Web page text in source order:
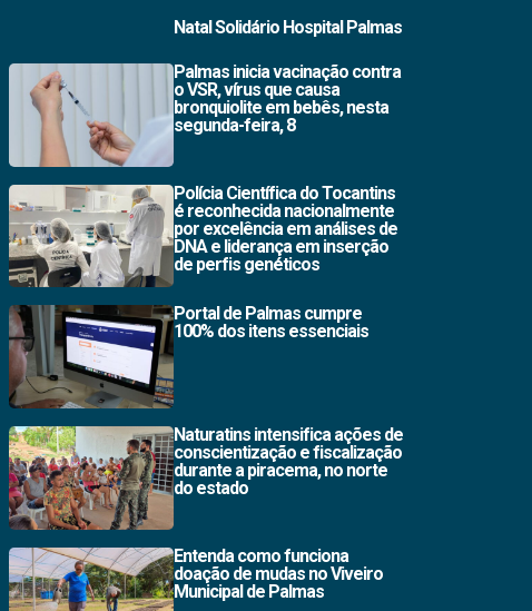
Natal Solidário Hospital Palmas
Palmas inicia vacinação contra
o VSR, vírus que causa
bronquiolite em bebês, nesta
segunda-feira, 8
Polícia Científica do Tocantins
é reconhecida nacionalmente
por excelência em análises de
DNA e liderança em inserção
de perfis genéticos
Portal de Palmas cumpre
100% dos itens essenciais
Naturatins intensifica ações de
conscientização e fiscalização
durante a piracema, no norte
do estado
Entenda como funciona
doação de mudas no Viveiro
Municipal de Palmas